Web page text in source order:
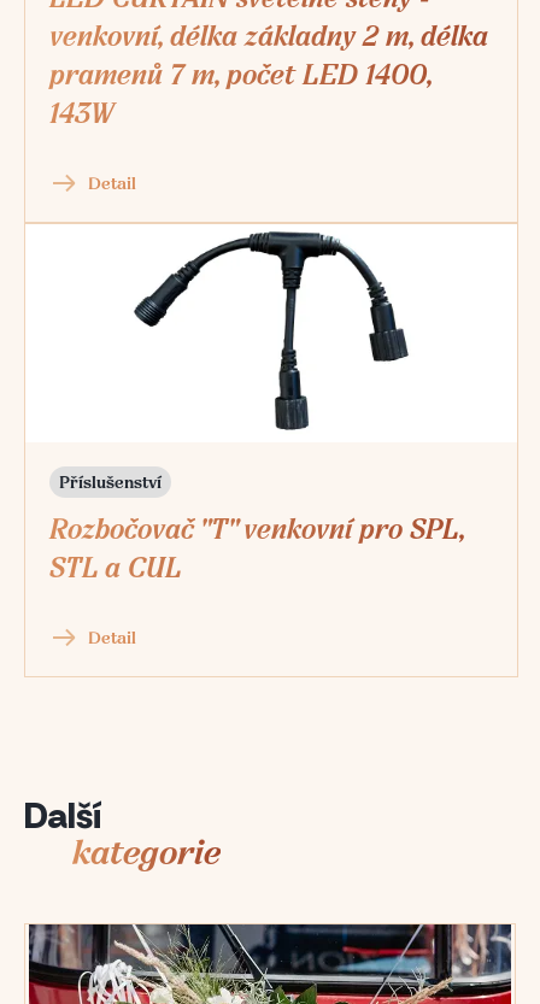
venkovní, délka základny 2 m, délka
pramenů 7 m, počet LED 1400,
143W
Detail
Příslušenství
Rozbočovač "T" venkovní pro SPL,
STL a CUL
Detail
Další
kategorie